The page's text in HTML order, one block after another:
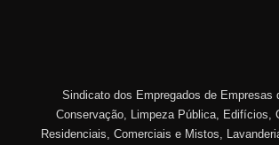
Sindicato dos Empregados de Empresas
Conservação, Limpeza Pública, Edifícios,
Residenciais, Comerciais e Mistos,